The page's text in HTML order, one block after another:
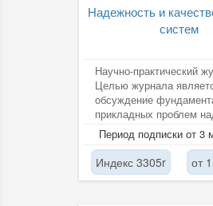
Надежность и
систем
Научно-практический
Целью журнала
обсуждение
прикладных проблем
безопасности и
Период подписки от 3
Индекс 3305r от